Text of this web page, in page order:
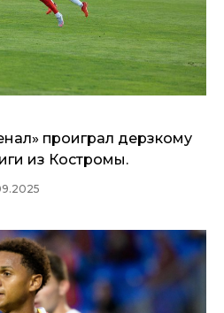
проиграл дерзкому
из Костромы.